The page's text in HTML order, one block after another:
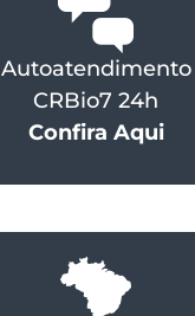
Autoatendimento
CRBio7 24h
Confira Aqui